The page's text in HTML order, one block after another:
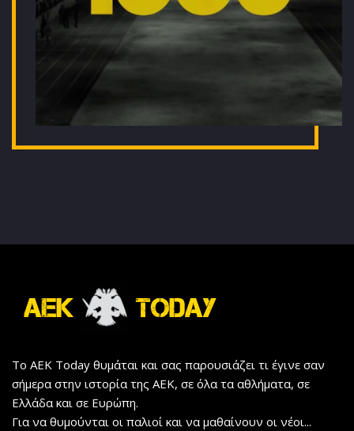
Το AEK Today θυμάται και σας παρουσιάζει τι έγινε σαν
σήμερα στην ιστορία της ΑΕΚ, σε όλα τα αθλήματα, σε
Ελλάδα και σε Ευρώπη.
Για να θυμούνται οι παλιοί και να μαθαίνουν οι νέοι...